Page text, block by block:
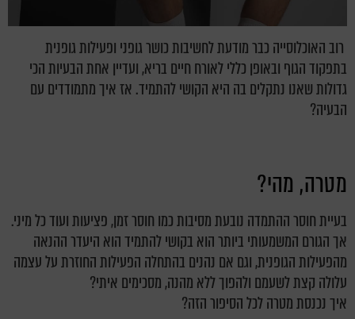
רוב האוכלוסייה כבר מודעת לחשיבות כושר גופני ופעילות גופנית
בתפקוד הגוף ובאופן כללי לאורח חיים בריא, ועדיין אחת הבעיות הכי
גדולות שאנו נתקלים בה היא הקושי להתמיד. אז איך מתמודדים עם
הבעיה?
מטרה, מהי?
בעיית חוסר ההתמדה נובעת מסיבות כמו חוסר זמן, פציעות ועוד כל מיני.
אך הגורם המשמעותי ביותר הוא בקושי להתמיד הוא היעדר ההנאה
מהפעילות הגופנית, וגם אם נהנים בהתחלה הפעילות החוזרת על עצמה
עלולה קצת לשעמם ולהפוך ללא מהנה, מסכימים איתי?
איך נכנסת מטרה לכל הסיפור הזה?